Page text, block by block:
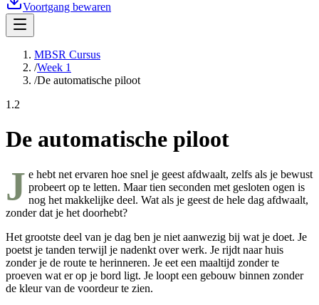
Voortgang bewaren
MBSR Cursus
/Week 1
/De automatische piloot
1.2
De automatische piloot
J e hebt net ervaren hoe snel je geest afdwaalt, zelfs als je bewust
probeert op te letten. Maar tien seconden met gesloten ogen is
nog het makkelijke deel. Wat als je geest de hele dag afdwaalt,
zonder dat je het doorhebt?
Het grootste deel van je dag ben je niet aanwezig bij wat je doet. Je
poetst je tanden terwijl je nadenkt over werk. Je rijdt naar huis
zonder je de route te herinneren. Je eet een maaltijd zonder te
proeven wat er op je bord ligt. Je loopt een gebouw binnen zonder
de kleur van de voordeur te zien.